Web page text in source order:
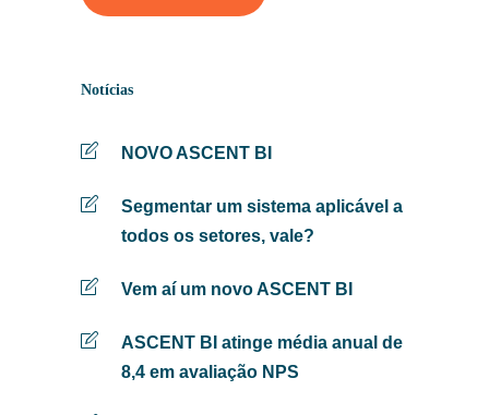
Notícias
NOVO ASCENT BI
Segmentar um sistema aplicável a
todos os setores, vale?
Vem aí um novo ASCENT BI
ASCENT BI atinge média anual de
8,4 em avaliação NPS